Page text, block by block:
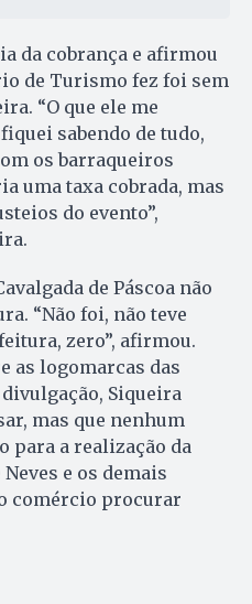
da cobrança e afirmou
de Turismo fez foi sem
“O que ele me
sabendo de tudo,
os barraqueiros
uma taxa cobrada, mas
do evento”,
de Páscoa não
“Não foi, não teve
zero”, afirmou.
as logomarcas das
Siqueira
mas que nenhum
para a realização da
e os demais
comércio procurar